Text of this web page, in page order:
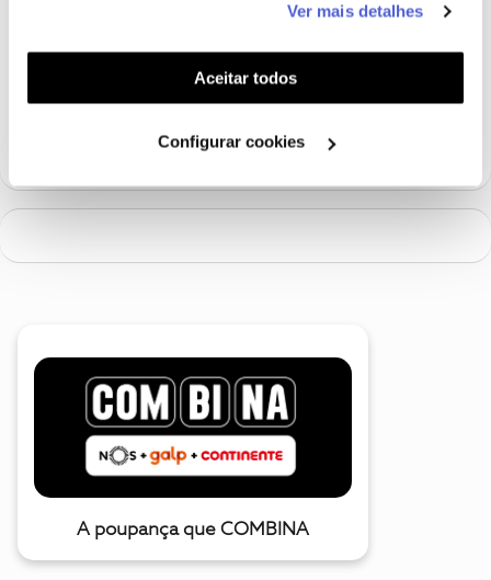
funcionalidades (cookies de personalização e
funcionalidade) e adaptar anúncios aos seus interesses
(cookies de publicidade personalizada). Pode gerir a
utilização dos cookies clicando em "Configurar
Ver mais detalhes
Aceitar todos
Configurar cookies
Nao podem entrar em contacto comigo para outro numero que
A poupança que COMBINA